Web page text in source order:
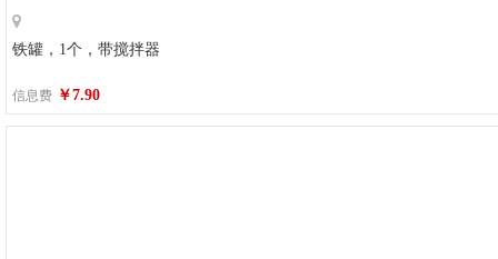
铁罐，1个，带搅拌器
信息费 ￥7.90